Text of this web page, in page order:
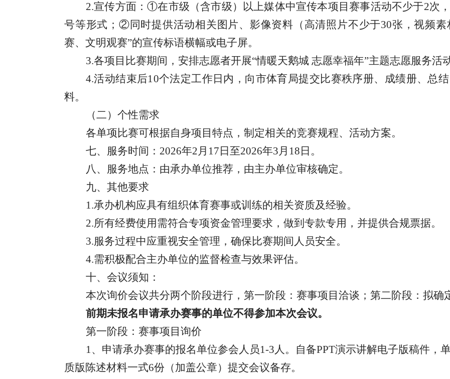
2.宣传方面：①在市级（含市级）以上媒体中宣传本项目赛事活动不少于2次
号等形式；②同时提供活动相关图片、影像资料（高清照片不少于30张，视频
赛、文明观赛”的宣传标语横幅或电子屏。
3.各项目比赛期间，安排志愿者开展“情暖天鹅城 志愿幸福年”主题志愿服务活动
4.活动结束后10个法定工作日内，向市体育局提交比赛秩序册、成绩册、总
料。
（二）个性需求
各单项比赛可根据自身项目特点，制定相关的竞赛规程、活动方案。
七、服务时间： 2026年2月17日至2026年3月18日。
八、服务地点：由承办单位推荐，由主办单位审核确定。
九、其他要求
1.承办机构应具有组织体育赛事或训练的相关资质及经验。
2.所有经费使用需符合专项资金管理要求，做到专款专用，并提供合规票据。
3.服务过程中应重视安全管理，确保比赛期间人员安全。
4.需积极配合主办单位的监督检查与效果评估。
十、会议须知：
本次询价会议共分两个阶段进行，第一阶段：赛事项目洽谈；第二阶段：拟确
前期未报名申请承办赛事的单位不得参加本次会议。
第一阶段：赛事项目询价
1、 申请承办赛事的报名单位参会人员1-3人。自备PPT演示讲解电子版稿件，
质版陈述材料一式6份（加盖公章）提交会议备存。